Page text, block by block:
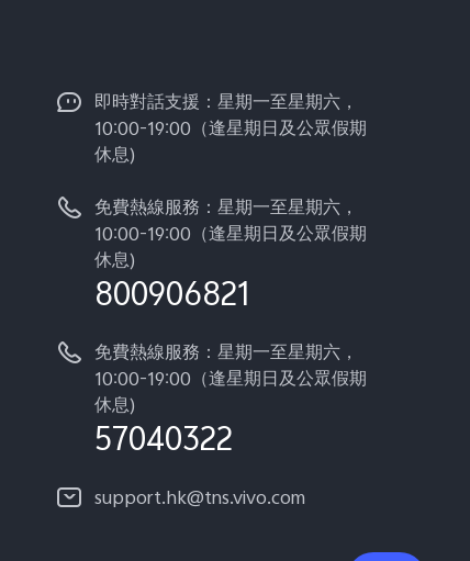
即時對話支援：星期一至星期六，
10:00-19:00（逢星期日及公眾假期
休息)
免費熱線服務：星期一至星期六，
10:00-19:00（逢星期日及公眾假期
休息)
800906821
免費熱線服務：星期一至星期六，
10:00-19:00（逢星期日及公眾假期
休息)
57040322
support.hk@tns.vivo.com